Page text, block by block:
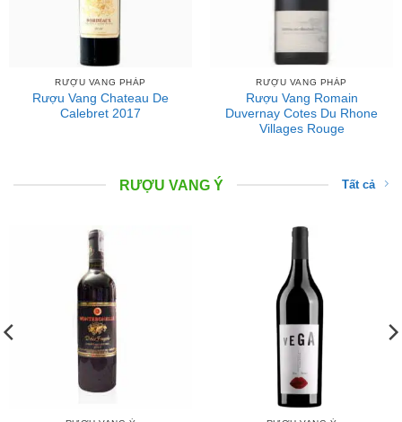
RƯỢU VANG PHÁP
Rượu Vang Chateau De
Calebret 2017
RƯỢU VANG PHÁP
Rượu Vang Romain
Duvernay Cotes Du Rhone
Villages Rouge
RƯỢU VANG Ý Tất cả